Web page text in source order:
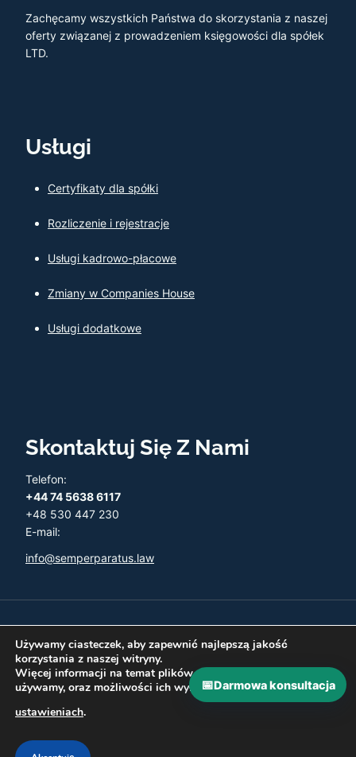
Zachęcamy wszystkich Państwa do skorzystania z naszej
oferty związanej z prowadzeniem księgowości dla spółek
LTD.
Usługi
Certyfikaty dla spółki
Rozliczenie i rejestracje
Usługi kadrowo-płacowe
Zmiany w Companies House
Usługi dodatkowe
Skontaktuj Się Z Nami
Telefon:
+44 74 5638 6117
+48 530 447 230
E-mail:
info@semperparatus.law
© 2026 Semper Paratus - Twoja księgowość w UK
Polityka prywatności
Najczęściej zadawane pytania
Używamy ciasteczek, aby zapewnić najlepszą jakość
korzystania z naszej witryny.
Więcej informacji na temat plików ciasteczka, których
używamy, oraz możliwości ich wyłączenia znajdziesz w
ustawieniach.
📅Darmowa konsultacja